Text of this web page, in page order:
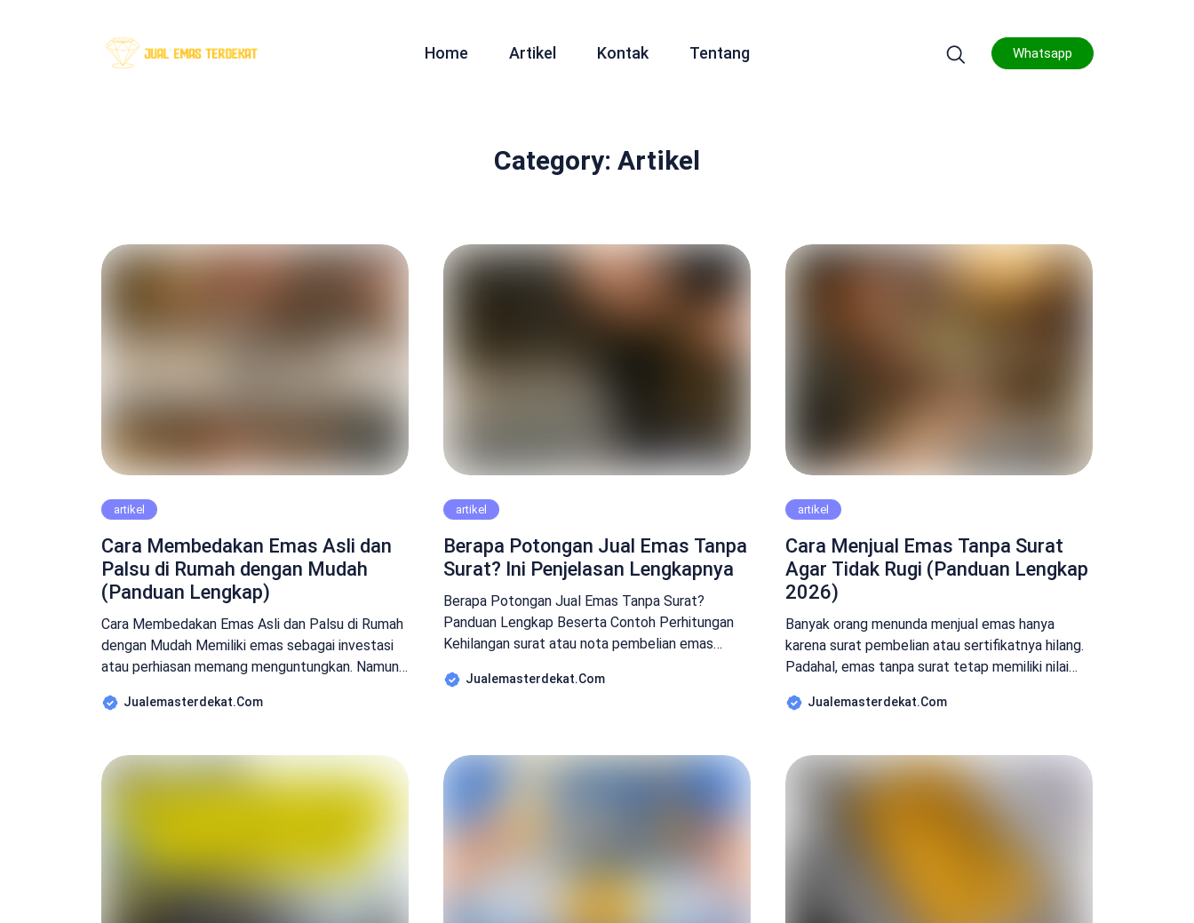
Home Artikel Kontak Tentang Whatsapp
Category: Artikel
artikel
Cara Membedakan Emas Asli dan
Palsu di Rumah dengan Mudah
(Panduan Lengkap)
Cara Membedakan Emas Asli dan Palsu di Rumah
dengan Mudah Memiliki emas sebagai investasi
atau perhiasan memang menguntungkan. Namun,
cara memastikan keaslian emas yang dimiliki,
ada beberapa cara sederhana yang bisa Anda
lakukan sendiri di rumah untuk membedakan emas
asli dan palsu. […]
Jualemasterdekat.com
artikel
Berapa Potongan Jual Emas Tanpa
Surat? Ini Penjelasan Lengkapnya
Berapa Potongan Jual Emas Tanpa Surat?
Panduan Lengkap Beserta Contoh Perhitungan
Kehilangan surat atau nota pembelian emas
yang bertanya, “Apakah emas tanpa surat masih
Jawabannya adalah bisa, […]
Jualemasterdekat.com
artikel
Cara Menjual Emas Tanpa Surat
Agar Tidak Rugi (Panduan Lengkap
2026)
Banyak orang menunda menjual emas hanya
karena surat pembelian atau sertifikatnya hilang.
Padahal, emas tanpa surat tetap memiliki nilai
sering membuat seseorang rugi bukan karena
memahami proses penilaian emas dan memilih
tempat jual yang kurang tepat. Dalam panduan ini,
Jualemasterdekat.com